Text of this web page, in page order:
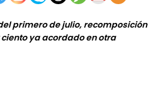
primero de julio, recomposición
ciento ya acordado en otra